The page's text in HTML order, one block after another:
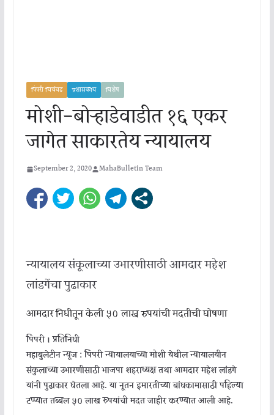
पिंपरी चिचंवड प्रशासकीय विशेष
मोशी-बोऱ्हाडेवाडीत १६ एकर
जागेत साकारतेय न्यायालय
September 2, 2020 MahaBulletin Team
न्यायालय संकूलाच्या उभारणीसाठी आमदार महेश
लांडगेंचा पुढाकार
आमदार निधीतून केली ५० लाख रुपयांची मदतीची घोषणा
पिंपरी । प्रतिनिधी
महाबुलेटीन न्यूज : पिंपरी न्यायालयाच्या मोशी येथील न्यायालयीन
संकुलाच्या उभारणीसाठी भाजपा शहराध्यक्ष तथा आमदार महेश लांडगे
यांनी पुढाकार घेतला आहे. या नूतन इमारतीच्या बांधकामासाठी पहिल्या
टप्प्यात तब्बल ५० लाख रुपयांची मदत जाहीर करण्यात आली आहे.